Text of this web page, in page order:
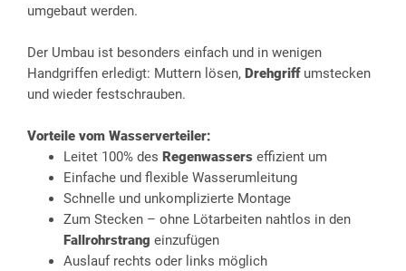
umgebaut werden.
Der Umbau ist besonders einfach und in wenigen
Handgriffen erledigt: Muttern lösen, Drehgriffumstecken
und wieder festschrauben.
Vorteile vom Wasserverteiler:
Leitet 100% des Regenwassers effizient um
Einfache und flexible Wasserumleitung
Schnelle und unkomplizierte Montage
Zum Stecken – ohne Lötarbeiten nahtlos in den
Fallrohrstrang einzufügen
Auslauf rechts oder links möglich